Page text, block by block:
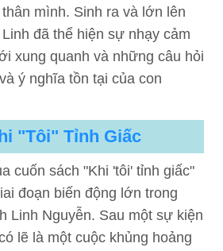
mình. Sinh ra và lớn lên
đã thể hiện sự nhạy cảm
xung quanh và những câu hỏi
ý nghĩa tồn tại của con
"Tôi" Tỉnh Giấc
cuốn sách "Khi 'tôi' tỉnh giấc"
đoạn biến động lớn trong
Linh Nguyễn. Sau một sự kiện
lẽ là một cuộc khủng hoảng